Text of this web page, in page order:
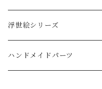
ペットの墓石
浮世絵シリーズ
ハンドメイドパーツ